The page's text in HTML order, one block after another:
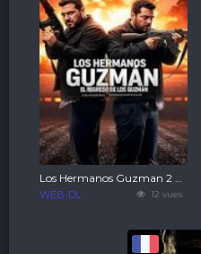
12 vues
Los Hermanos Guzman 2 Regresan Los Guzman
WEB-DL